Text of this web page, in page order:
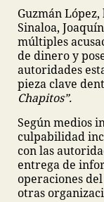
Guzmán
Sinaloa,
múltiples
de dinero y
autoridades
pieza clave
Chapitos”.
Según medios
culpabilidad
con las
entrega de
operaciones
otras